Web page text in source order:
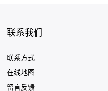
联系我们
联系方式
在线地图
留言反馈